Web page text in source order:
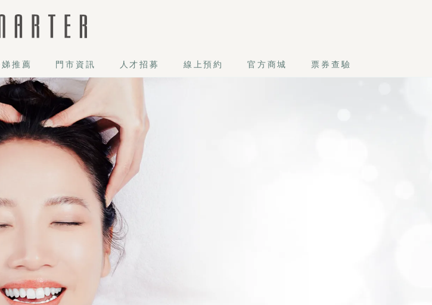
推薦 門市資訊 人才招募 線上預約 官方商城 票券查驗
獨家舒壓手技，深度刺激頭部穴位，專治數位疲勞、腦壓過高與長期壓力型頭痛。溫和釋放累